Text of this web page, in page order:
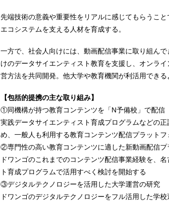
先端技術の意義や重要性をリアルに感じてもらうこ
エコシステムを支える人材を育成する。
一方で、社会人向けには、動画配信事業に取り組ん
けのデータサイエンティスト教育を支援し、オンラ
営方法を共同開発。他大学や教育機関が利活用できる
【包括的提携の主な取り組み】
①同機構が持つ教育コンテンツを「N予備校」で配信
実践データサイエンティスト育成プログラムなどの
め、一般人も利用する教育コンテンツ配信プラット
②専門性の高い教育コンテンツに適した新動画配信プ
ドワンゴのこれまでのコンテンツ配信事業経験を、
ト育成プログラムで活用すべく検討を開始する
③デジタルテクノロジーを活用した大学運営の研究
ドワンゴのデジタルテクノロジーをフル活用した学